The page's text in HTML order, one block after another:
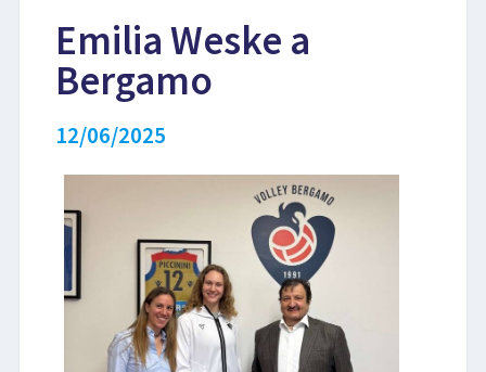
EVENTI
Emilia Weske a
Bergamo
12/06/2025